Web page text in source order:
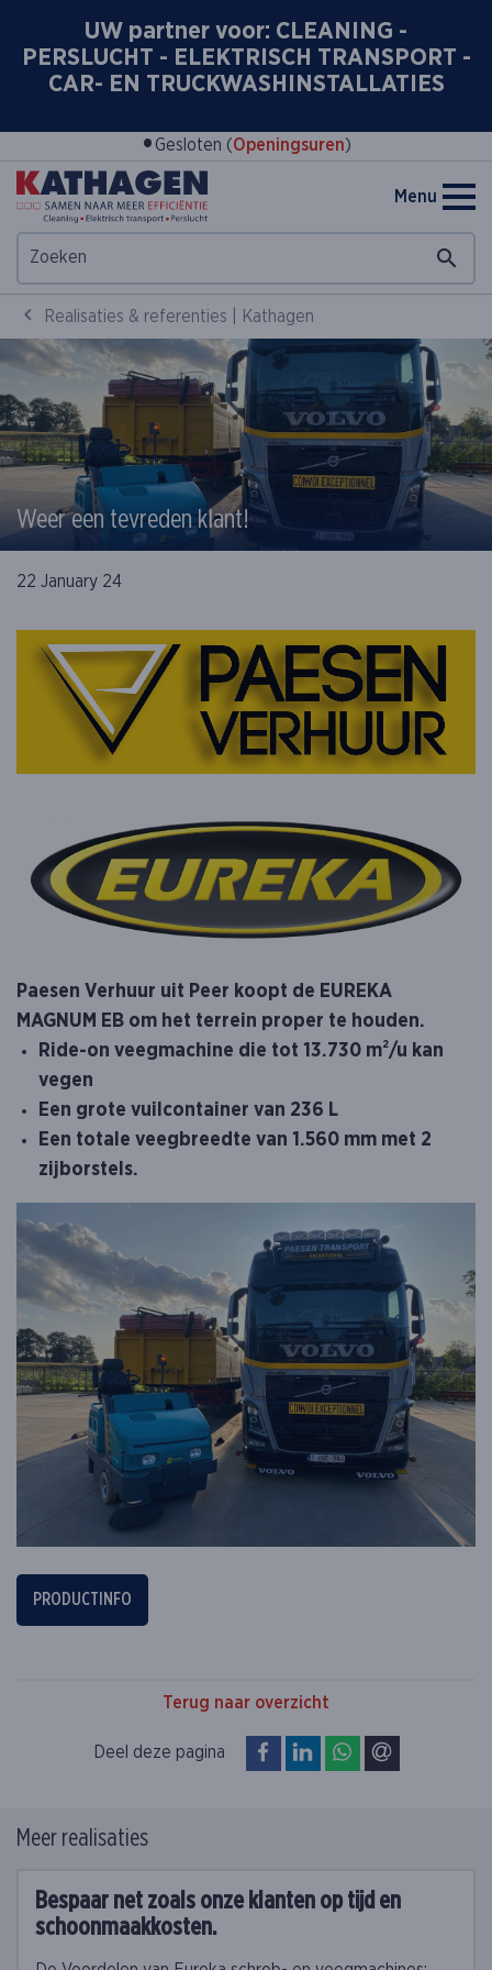
UW partner voor: CLEANING -
PERSLUCHT - ELEKTRISCH TRANSPORT -
CAR- EN TRUCKWASHINSTALLATIES
• Gesloten (Openingsuren)
Menu
Realisaties & referenties | Kathagen
Weer een tevreden klant!
22 January 24
Paesen Verhuur uit Peer koopt de EUREKA
MAGNUM EB om het terrein proper te houden.
Ride-on veegmachine die tot 13.730 m²/u kan
vegen
Een grote vuilcontainer van 236 L
Een totale veegbreedte van 1.560 mm met 2
zijborstels.
PRODUCTINFO
Terug naar overzicht
Deel deze pagina op Facebook
op LinkedInop WhatsApp
Meer realisaties
Bespaar net zoals onze klanten op tijd en
schoonmaakkosten.